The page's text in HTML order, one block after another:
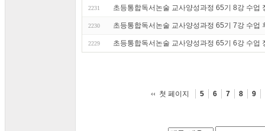
2231 초등통합독서논술 교사양성과정 65기 8강 수업
2230 초등통합독서논술 교사양성과정 65기 7강 수업
2229 초등통합독서논술 교사양성과정 65기 6강 수업
첫 페이지 5 6 7 8 9